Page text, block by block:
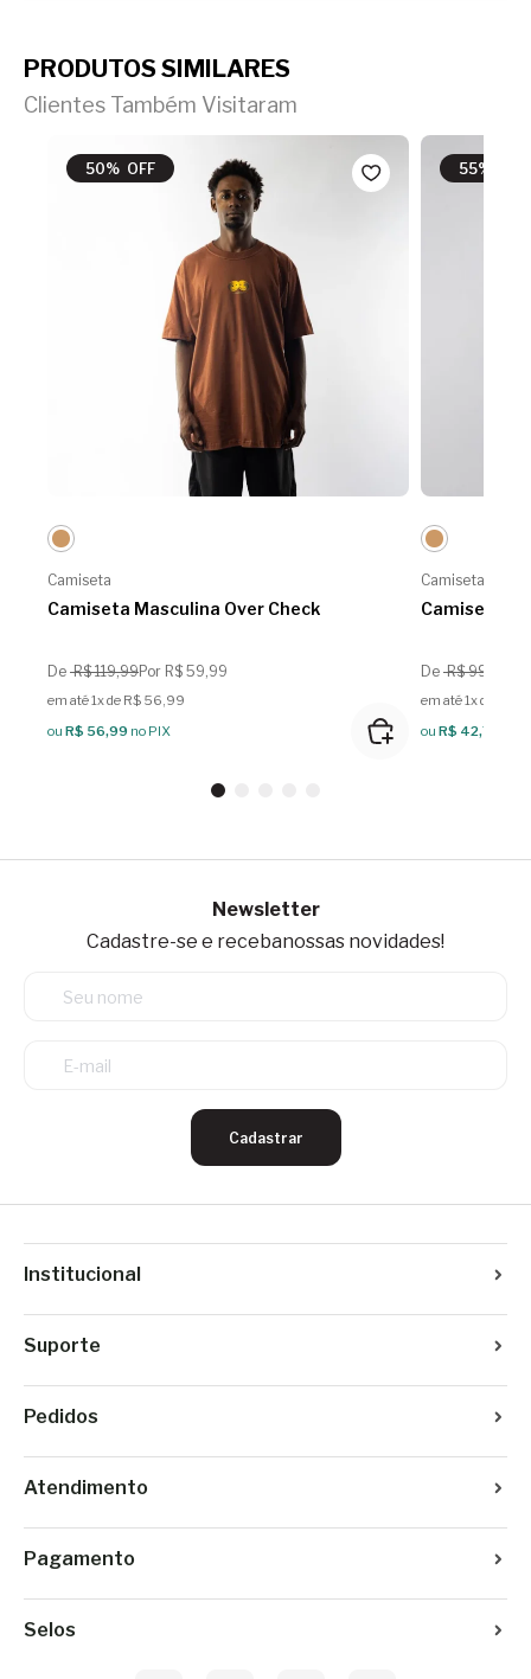
PRODUTOS SIMILARES
Clientes Também Visitaram
50% OFF
Camiseta
Camiseta Masculina Over Check
De R$ 119,99Por R$ 59,99
em até 1x de R$ 56,99
ou R$ 56,99 no PIX
55% OFF
Camiseta
Camiseta
De R$ 99,99
em até 1x de R$
ou R$ 42,74
Newsletter
Cadastre-se e recebanossas novidades!
Cadastrar
Institucional
Suporte
Pedidos
Atendimento
Pagamento
Selos